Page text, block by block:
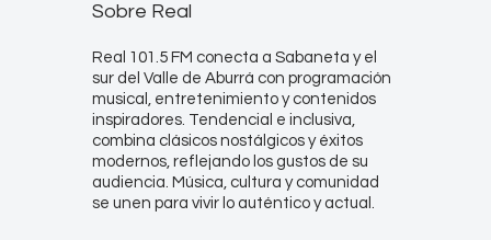
Sobre Real
Real 101.5 FM conecta a Sabaneta y el
sur del Valle de Aburrá con programación
musical, entretenimiento y contenidos
inspiradores. Tendencial e inclusiva,
combina clásicos nostálgicos y éxitos
modernos, reflejando los gustos de su
audiencia. Música, cultura y comunidad
se unen para vivir lo auténtico y actual.